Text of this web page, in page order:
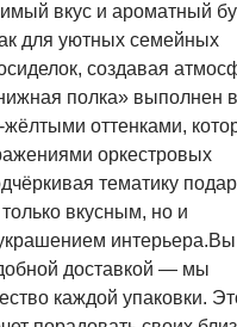
вкус и ароматный
для уютных семейных
создавая
полка» выполнен в
жёлтыми оттенками,
оркестровых
ёркивая тематику
вкусным, но и
интерьера.Вы
доставкой — мы
каждой упаковки.